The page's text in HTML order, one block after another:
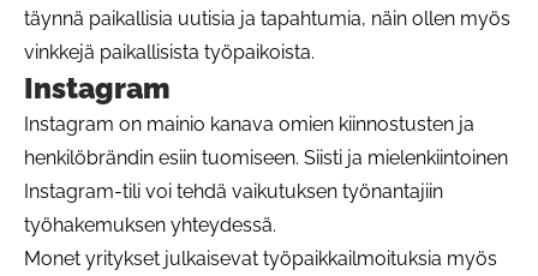
täynnä paikallisia uutisia ja tapahtumia, näin ollen myös
vinkkejä paikallisista työpaikoista.
Instagram
Instagram on mainio kanava omien kiinnostusten ja
henkilöbrändin esiin tuomiseen. Siisti ja mielenkiintoinen
Instagram-tili voi tehdä vaikutuksen työnantajiin
työhakemuksen yhteydessä.
Monet yritykset julkaisevat työpaikkailmoituksia myös